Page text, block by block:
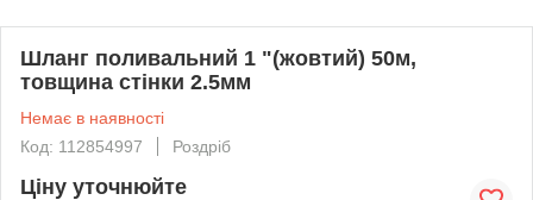
Шланг поливальний 1 "(жовтий) 50м,
товщина стінки 2.5мм
Немає в наявності
Код: 112854997
Роздріб
Ціну уточнюйте